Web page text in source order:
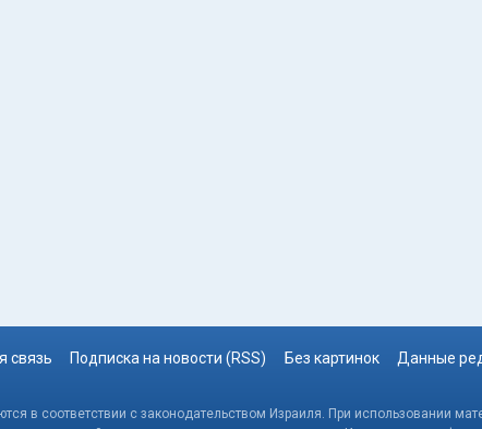
связь Подписка на новости (RSS) Без картинок Данные
в соответствии с законодательством Израиля. При использовании